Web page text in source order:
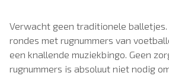
Verwacht geen traditionele
rondes met rugnummers van
een knallende muziekbingo. Geen
rugnummers is absoluut niet nodig